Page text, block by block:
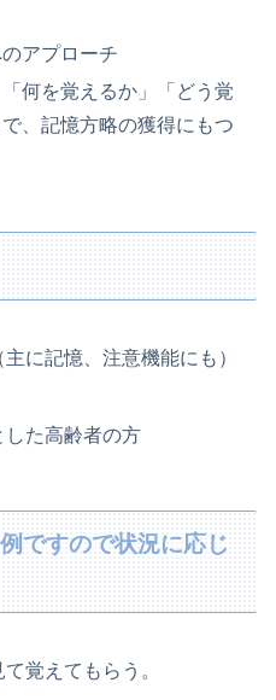
アプローチ
何を覚えるか」「どう覚
、記憶方略の獲得にもつ
に記憶、注意機能にも）
した高齢者の方
ですので状況に応じ
覚えてもらう。